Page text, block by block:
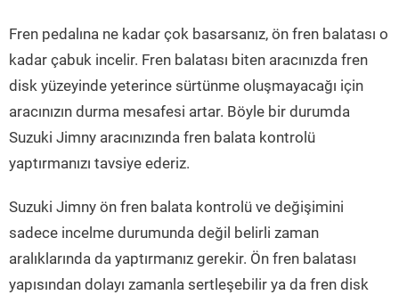
Fren pedalına ne kadar çok basarsanız, ön fren balatası o
kadar çabuk incelir. Fren balatası biten aracınızda fren
disk yüzeyinde yeterince sürtünme oluşmayacağı için
aracınızın durma mesafesi artar. Böyle bir durumda
Suzuki Jimny aracınızında fren balata kontrolü
yaptırmanızı tavsiye ederiz.
Suzuki Jimny ön fren balata kontrolü ve değişimini
sadece incelme durumunda değil belirli zaman
aralıklarında da yaptırmanız gerekir. Ön fren balatası
yapısından dolayı zamanla sertleşebilir ya da fren disk